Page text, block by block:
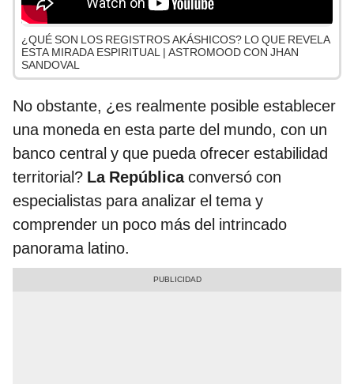
¿QUÉ SON LOS REGISTROS AKÁSHICOS? LO QUE REVELA
ESTA MIRADA ESPIRITUAL | ASTROMOOD CON JHAN
SANDOVAL
No obstante, ¿es realmente posible establecer
una moneda en esta parte del mundo, con un
banco central y que pueda ofrecer estabilidad
territorial? La Repúblicaconversó con
especialistas para analizar el tema y
comprender un poco más del intrincado
panorama latino.